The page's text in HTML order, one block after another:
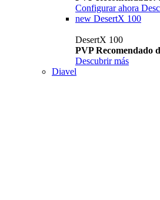
Configurar ahora
new DesertX 100
DesertX 100
PVP Recomendado
Descubrir más
Diavel